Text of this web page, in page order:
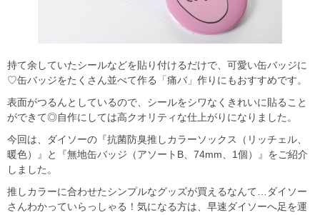
持て余していたシールなどを貼り付けるだけで、可愛い缶バッジに
♡缶バッジをたくさん並べて作る「痛バ」作りにもおすすめです。
表面がつるんとしているので、シールをシワなくきれいに貼ること
ができて◎自作にしては高クオリティな仕上がりになりました。
今回は、ダイソーの『抗菌防臭推しカラーソックス（リッチェル、
暖色）』と『無地缶バッジ（アソートB、74mm、1個）』をご紹介
しました。
推しカラーに合わせたシンプルなグッズが買えるなんて…ダイソー
さんわかっていらっしゃる！気になる方は、早速ダイソーへ足を運